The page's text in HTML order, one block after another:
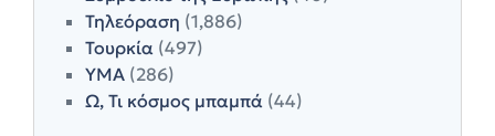
Τηλεόραση (1,886)
Τουρκία (497)
ΥΜΑ (286)
Ω, Τι κόσμος μπαμπά (44)